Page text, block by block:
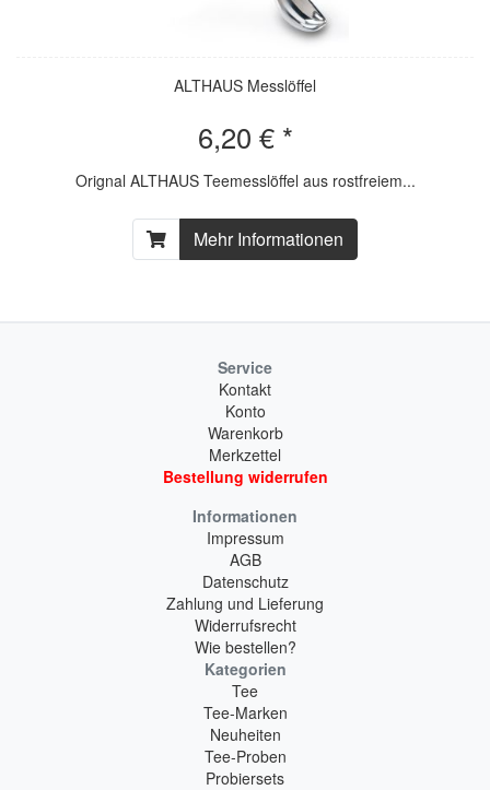
ALTHAUS Messlöffel
6,20 € *
Orignal ALTHAUS Teemesslöffel aus rostfreiem...
Mehr Informationen
Service
Kontakt
Konto
Warenkorb
Merkzettel
Bestellung widerrufen
Informationen
Impressum
AGB
Datenschutz
Zahlung und Lieferung
Widerrufsrecht
Wie bestellen?
Kategorien
Tee
Tee-Marken
Neuheiten
Tee-Proben
Probiersets